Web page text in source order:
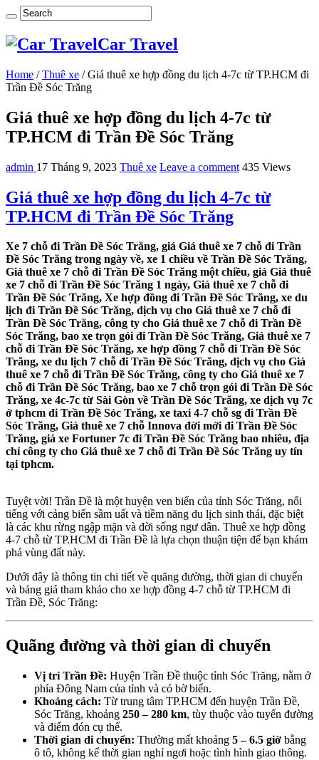
Car Travel
Home / Thuê xe / Giá thuê xe hợp đồng du lịch 4-7c từ TP.HCM đi
Trần Đề Sóc Trăng
Giá thuê xe hợp đồng du lịch 4-7c từ
TP.HCM đi Trần Đề Sóc Trăng
admin 17 Tháng 9, 2023 Thuê xe Leave a comment 435 Views
Giá thuê xe hợp đồng du lịch 4-7c từ
TP.HCM đi Trần Đề Sóc Trăng
Xe 7 chỗ đi Trần Đề Sóc Trăng, giá Giá thuê xe 7 chỗ đi Trần
Đề Sóc Trăng trong ngày về, xe 1 chiều về Trần Đề Sóc Trăng,
Giá thuê xe 7 chỗ đi Trần Đề Sóc Trăng một chiều, giá Giá thuê
xe 7 chỗ đi Trần Đề Sóc Trăng 1 ngày, Giá thuê xe 7 chỗ đi
Trần Đề Sóc Trăng, Xe hợp đồng đi Trần Đề Sóc Trăng, xe du
lịch đi Trần Đề Sóc Trăng, dịch vụ cho Giá thuê xe 7 chỗ đi
Trần Đề Sóc Trăng, công ty cho Giá thuê xe 7 chỗ đi Trần Đề
Sóc Trăng, bao xe trọn gói đi Trần Đề Sóc Trăng, Giá thuê xe 7
chỗ đi Trần Đề Sóc Trăng, xe hợp đồng 7 chỗ đi Trần Đề Sóc
Trăng, xe du lịch 7 chỗ đi Trần Đề Sóc Trăng, dịch vụ cho Giá
thuê xe 7 chỗ đi Trần Đề Sóc Trăng, công ty cho Giá thuê xe 7
chỗ đi Trần Đề Sóc Trăng, bao xe 7 chỗ trọn gói đi Trần Đề Sóc
Trăng, xe 4c-7c từ Sài Gòn về Trần Đề Sóc Trăng, xe dịch vụ 7c
ở tphcm đi Trần Đề Sóc Trăng, xe taxi 4-7 chỗ sg đi Trần Đề
Sóc Trăng, Giá thuê xe 7 chỗ Innova đời mới đi Trần Đề Sóc
Trăng, giá xe Fortuner 7c đi Trần Đề Sóc Trăng bao nhiêu, địa
chỉ công ty cho Giá thuê xe 7 chỗ đi Trần Đề Sóc Trăng uy tín
tại tphcm.
Tuyệt vời! Trần Đề là một huyện ven biển của tỉnh Sóc Trăng, nổi
tiếng với cảng biển sầm uất và tiềm năng du lịch sinh thái, đặc biệt
là các khu rừng ngập mặn và đời sống ngư dân. Thuê xe hợp đồng
4-7 chỗ từ TP.HCM đi Trần Đề là lựa chọn thuận tiện để bạn khám
phá vùng đất này.
Dưới đây là thông tin chi tiết về quãng đường, thời gian di chuyển
và bảng giá tham khảo cho xe hợp đồng 4-7 chỗ từ TP.HCM đi
Trần Đề, Sóc Trăng:
Quãng đường và thời gian di chuyển
Vị trí Trần Đề: Huyện Trần Đề thuộc tỉnh Sóc Trăng, nằm ở
phía Đông Nam của tỉnh và có bờ biển.
Khoảng cách: Từ trung tâm TP.HCM đến huyện Trần Đề,
Sóc Trăng, khoảng 250 – 280 km, tùy thuộc vào tuyến đường
và điểm đón cụ thể.
Thời gian di chuyển: Thường mất khoảng 5 – 6.5 giờ bằng
ô tô, không kể thời gian nghỉ ngơi hoặc tình hình giao thông.